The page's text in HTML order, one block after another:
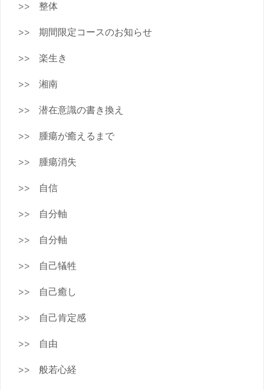
整体
期間限定コースのお知らせ
楽生き
湘南
潜在意識の書き換え
腫瘍が癒えるまで
腫瘍消失
自信
自分軸
自分軸
自己犠牲
自己癒し
自己肯定感
自由
般若心経